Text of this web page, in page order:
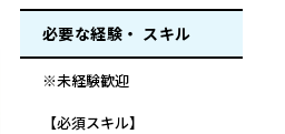
必要な経験・ スキル
※未経験歓迎
【必須スキル】